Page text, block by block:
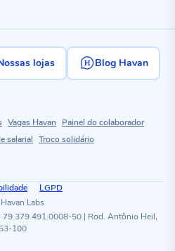
lojas Blog Havan
Vagas Havan
Painel do colaborador
salarial Troco solidário
LGPD
Havan Labs
50 | Rod. Antônio Heil,
100